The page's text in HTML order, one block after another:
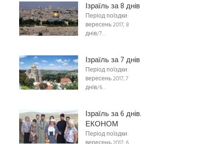
Ізраїль за 8 днів
Період поїздки:
вересень 2017, 8
днів/7…
Ізраїль за 7 днів
Період поїздки:
вересень 2017, 7
днів/6…
Ізраїль за 6 днів.
ЕКОНОМ
Період поїздки: